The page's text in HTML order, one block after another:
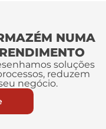
NUMA
soluções
reduzem
negócio.